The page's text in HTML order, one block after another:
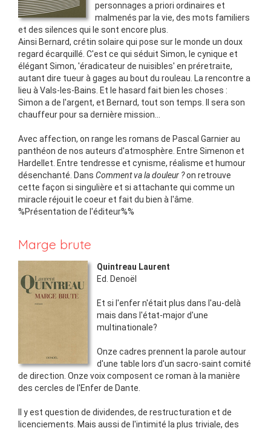
personnages a priori ordinaires et
malmenés par la vie, des mots familiers
et des silences qui le sont encore plus.
Ainsi Bernard, crétin solaire qui pose sur le monde un doux
regard écarquillé. C'est ce qui séduit Simon, le cynique et
élégant Simon, 'éradicateur de nuisibles' en préretraite,
autant dire tueur à gages au bout du rouleau. La rencontre a
lieu à Vals-les-Bains. Et le hasard fait bien les choses :
Simon a de l'argent, et Bernard, tout son temps. Il sera son
chauffeur pour sa dernière mission...
Avec affection, on range les romans de Pascal Garnier au
panthéon de nos auteurs d'atmosphère. Entre Simenon et
Hardellet. Entre tendresse et cynisme, réalisme et humour
désenchanté. Dans Comment va la douleur ?on retrouve
cette façon si singulière et si attachante qui comme un
miracle réjouit le coeur et fait du bien à l'âme.
%Présentation de l'éditeur%%
Marge brute
Quintreau Laurent
Ed.
Denoël
Et si l'enfer n'était plus dans l'au-delà
mais dans l'état-major d'une
multinationale?
Onze cadres prennent la parole autour
d'une table lors d'un sacro-saint comité
de direction. Onze voix composent ce roman à la manière
des cercles de l'Enfer de Dante.
Il y est question de dividendes, de restructuration et de
licenciements. Mais aussi de l'intimité la plus triviale, des